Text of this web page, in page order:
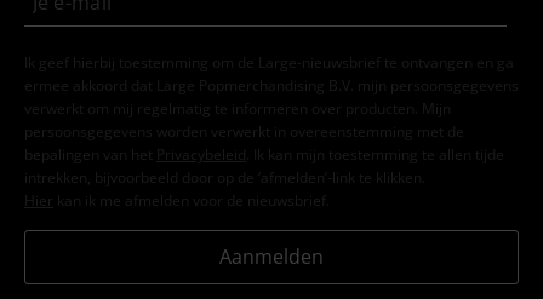
Ik geef hierbij toestemming om de Large-nieuwsbrief te ontvangen en ga
ermee akkoord dat Large Popmerchandising B.V. mijn persoonsgegevens
verwerkt om mij regelmatig te informeren over producten. Mijn
persoonsgegevens worden verwerkt in overeenstemming met de
bepalingen van het
Privacybeleid . Ik kan mijn toestemming te allen tijde
intrekken, bijvoorbeeld door op de ‘afmelden’-link te klikken.
Hier kan ik me afmelden voor de nieuwsbrief.
Aanmelden